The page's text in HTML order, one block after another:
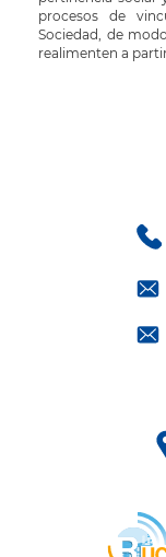
procesos de
Sociedad, de
realimenten a